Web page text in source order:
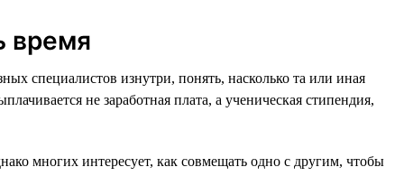
время
специалистов изнутри, понять, насколько та или иная
не заработная плата, а ученическая стипендия,
многих интересует, как совмещать одно с другим, чтобы